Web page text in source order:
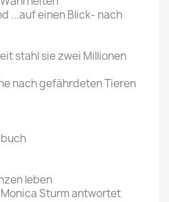
...auf einen Blick- nach
stahl sie zwei Millionen
nach gefährdeten Tieren
leben
Sturm antwortet